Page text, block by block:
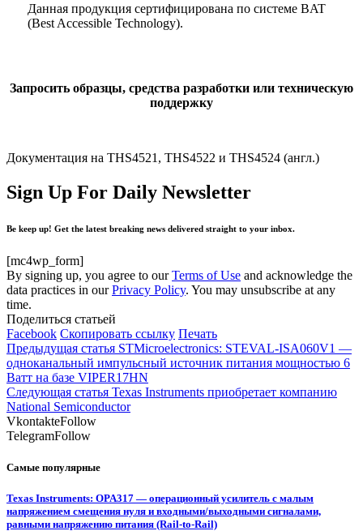
Данная продукция сертифицирована по системе BAT
(Best Accessible Technology).
Запросить образцы, средства разработки или техническую
поддержку
Документация на THS4521, THS4522 и THS4524 (англ.)
Sign Up For Daily Newsletter
Be keep up! Get the latest breaking news delivered straight to your inbox.
[mc4wp_form]
By signing up, you agree to ourTerms of Use and acknowledge the
data practices in ourPrivacy Policy. You may unsubscribe at any
time.
Поделиться статьей
Facebook Скопировать ссылку Печать
Предыдущая статья STMicroelectronics: STEVAL-ISA060V1 —
одноканальный импульсный источник питания мощностью 6
Ватт на базе VIPER17HN
Следующая статья Texas Instruments приобретает компанию
National Semiconductor
VkontakteFollow
TelegramFollow
Самые популярные
Texas Instruments: OPA317 — операционный усилитель с малым
напряжением смещения нуля и входными/выходными сигналами,
равными напряжению питания (Rail-to-Rail)